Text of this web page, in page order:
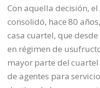
Con aquella decisión,
consolidó, hace 80
casa cuartel, que
en régimen de
mayor parte del
de agentes para